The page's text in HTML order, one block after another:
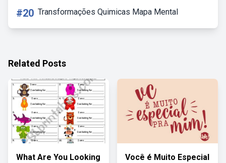
#20 Transformações Quimicas Mapa Mental
Related Posts
What Are You Looking
Você é Muito Especial